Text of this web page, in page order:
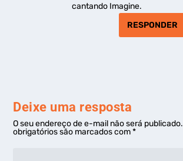
cantando Imagine.
RESPONDER
Deixe uma resposta
O seu endereço de e-mail não será publicado.
obrigatórios são marcados com*